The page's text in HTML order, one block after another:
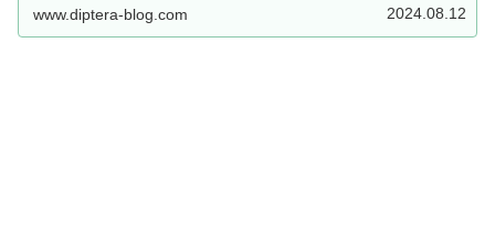
王化してる……。(驚愕)【遊戯王OCG】
www.diptera-blog.com 2024.08.12